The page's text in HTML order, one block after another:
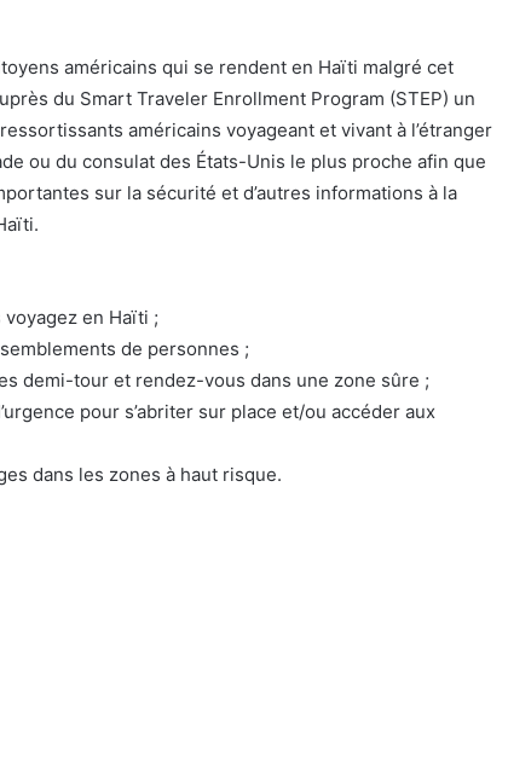
américains qui se rendent en Haïti malgré cet
du Smart Traveler Enrollment Program (STEP) un
américains voyageant et vivant à l’étranger
ou du consulat des États-Unis le plus proche afin que
sur la sécurité et d’autres informations à la
en Haïti ;
de personnes ;
demi-tour et rendez-vous dans une zone sûre ;
pour s’abriter sur place et/ou accéder aux
dans les zones à haut risque.